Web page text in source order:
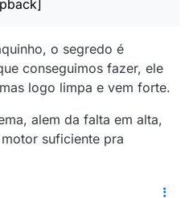
o segredo é
conseguimos fazer, ele
logo limpa e vem forte.
alem da falta em alta,
suficiente pra